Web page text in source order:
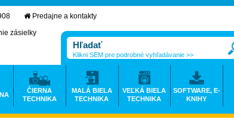
Predajne a kontakty
zásielky
Klikni SEM pre podrobné vyhľadávanie >>
ČIERNA
TECHNIKA
MALÁ BIELA
TECHNIKA
VEĽKÁ BIELA
TECHNIKA
SOFTWARE, E-
KNIHY